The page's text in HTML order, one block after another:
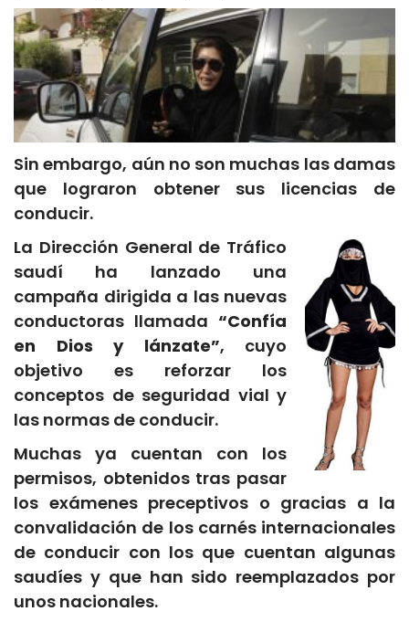
Sin embargo, aún no son muchas las damas
que lograron obtener sus licencias de
conducir.
La Dirección General de Tráfico
saudí ha lanzado una
campaña dirigida a las nuevas
conductoras llamada “Confía
en Dios y lánzate”, cuyo
objetivo es reforzar los
conceptos de seguridad vial y
las normas de conducir.
Muchas ya cuentan con los
permisos, obtenidos tras pasar
los exámenes preceptivos o gracias a la
convalidación de los carnés internacionales
de conducir con los que cuentan algunas
saudíes y que han sido reemplazados por
unos nacionales.